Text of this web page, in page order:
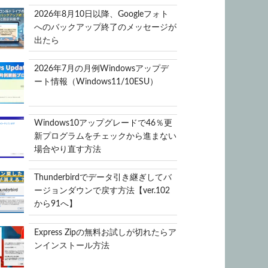
2026年8月10日以降、Googleフォト
へのバックアップ終了のメッセージが
出たら
2026年7月の月例Windowsアップデ
ート情報（Windows11/10ESU）
Windows10アップグレードで46％更
新プログラムをチェックから進まない
場合やり直す方法
Thunderbirdでデータ引き継ぎしてバ
ージョンダウンで戻す方法【ver.102
から91へ】
Express Zipの無料お試しが切れたらア
ンインストール方法